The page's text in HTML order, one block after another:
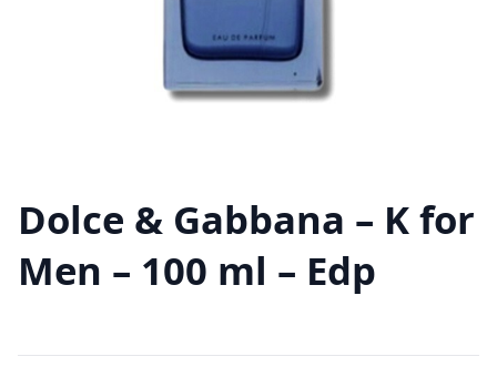
Dolce & Gabbana – K for
Men – 100 ml – Edp